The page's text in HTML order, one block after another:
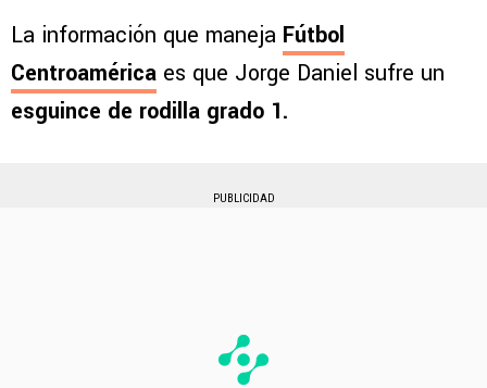
La información que maneja Fútbol
Centroamérica es que Jorge Daniel sufre un
esguince de rodilla grado 1.
PUBLICIDAD